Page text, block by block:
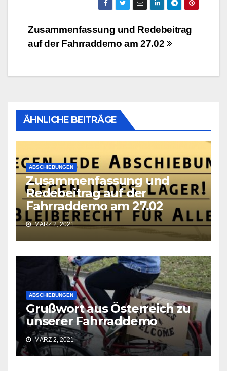
Beitragsnavigation
Zusammenfassung und Redebeitrag
auf der Fahrraddemo am 27.02
ÄHNLICHE BEITRÄGE
ABSCHIEBUNGEN
Zusammenfassung und
Redebeitrag auf der
Fahrraddemo am 27.02
MÄRZ 2, 2021
ABSCHIEBUNGEN
Grußwort aus Österreich zu
unserer Fahrraddemo
MÄRZ 2, 2021